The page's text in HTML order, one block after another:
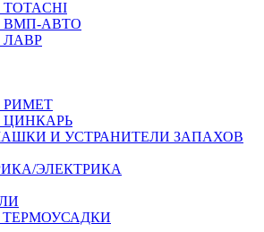
АВТО
И УСТРАНИТЕЛИ ЗАПАХОВ
ЭЛЕКТРИКА